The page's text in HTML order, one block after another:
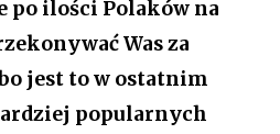
po ilości Polaków na
Was za
jest to w ostatnim
popularnych